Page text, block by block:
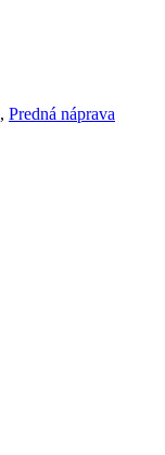
, Predná náprava